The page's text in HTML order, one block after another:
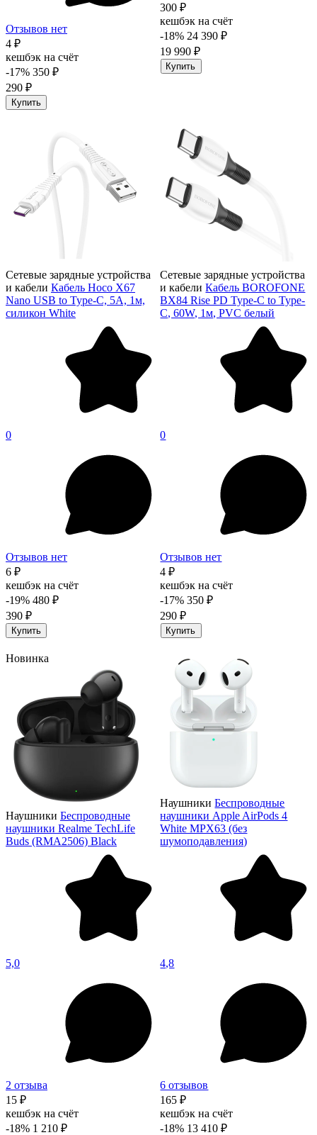
Отзывов нет
4 ₽
кешбэк на счёт
-17% 350 ₽
290 ₽
Купить
300 ₽
кешбэк на счёт
-18% 24 390 ₽
19 990 ₽
Купить
Сетевые зарядные устройства
и кабели Кабель Hoco X67
Nano USB to Type-C, 5А, 1м,
силикон White
0
Отзывов нет
6 ₽
кешбэк на счёт
-19% 480 ₽
390 ₽
Купить
Сетевые зарядные устройства
и кабели Кабель BOROFONE
BX84 Rise PD Type-C to Type-
C, 60W, 1м, PVC белый
0
Отзывов нет
4 ₽
кешбэк на счёт
-17% 350 ₽
290 ₽
Купить
Новинка
Наушники Беспроводные
наушники Realme TechLife
Buds (RMA2506) Black
5,0
2 отзыва
15 ₽
кешбэк на счёт
-18% 1 210 ₽
Наушники Беспроводные
наушники Apple AirPods 4
White MPX63 (без
шумоподавления)
4,8
6 отзывов
165 ₽
кешбэк на счёт
-18% 13 410 ₽